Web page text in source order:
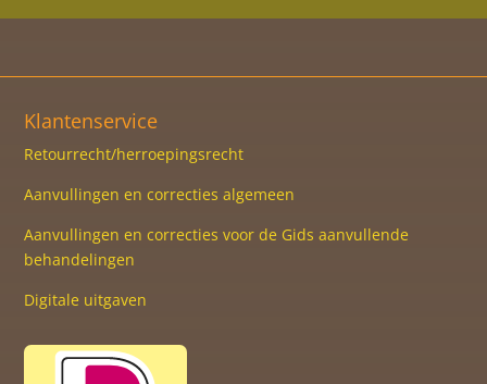
Klantenservice
Retourrecht/herroepingsrecht
Aanvullingen en correcties algemeen
Aanvullingen en correcties voor de Gids aanvullende
behandelingen
Digitale uitgaven